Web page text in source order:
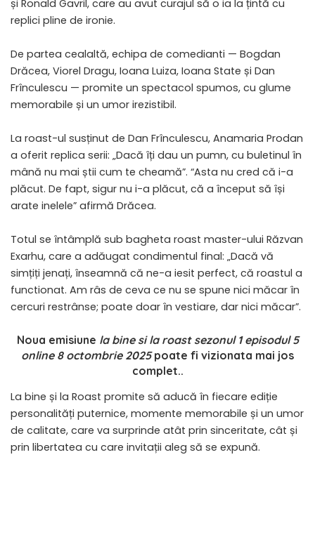
și Ronald Gavril, care au avut curajul să o ia la țintă cu
replici pline de ironie.
De partea cealaltă, echipa de comedianti — Bogdan
Drăcea, Viorel Dragu, Ioana Luiza, Ioana State și Dan
Frînculescu — promite un spectacol spumos, cu glume
memorabile și un umor irezistibil.
La roast-ul susținut de Dan Frînculescu, Anamaria Prodan
a oferit replica serii: „Dacă îți dau un pumn, cu buletinul în
mână nu mai știi cum te cheamă”. “Asta nu cred că i-a
plăcut. De fapt, sigur nu i-a plăcut, că a început să își
arate inelele” afirmă Drăcea.
Totul se întâmplă sub bagheta roast master-ului Răzvan
Exarhu, care a adăugat condimentul final: „Dacă vă
simțiți jenați, înseamnă că ne-a iesit perfect, că roastul a
functionat. Am râs de ceva ce nu se spune nici măcar în
cercuri restrânse; poate doar în vestiare, dar nici măcar”.
Noua emisiune la bine si la roast sezonul 1 episodul 5
online 8 octombrie 2025poate fi vizionata mai jos
complet..
La bine și la Roast promite să aducă în fiecare ediție
personalități puternice, momente memorabile și un umor
de calitate, care va surprinde atât prin sinceritate, cât și
prin libertatea cu care invitații aleg să se expună.